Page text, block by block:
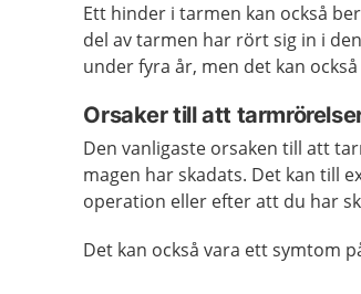
Ett hinder i tarmen kan också
del av tarmen har rört sig in i
under fyra år, men det kan
Orsaker till att
Den vanligaste orsaken till att
magen har skadats. Det kan till
operation eller efter att du har
Det kan också vara ett symtom